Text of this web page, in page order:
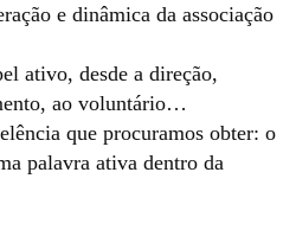
e dinâmica da associação
ativo, desde a direção,
ao voluntário…
que procuramos obter: o
palavra ativa dentro da